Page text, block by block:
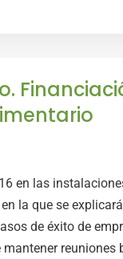
en las
la que se
de éxito de